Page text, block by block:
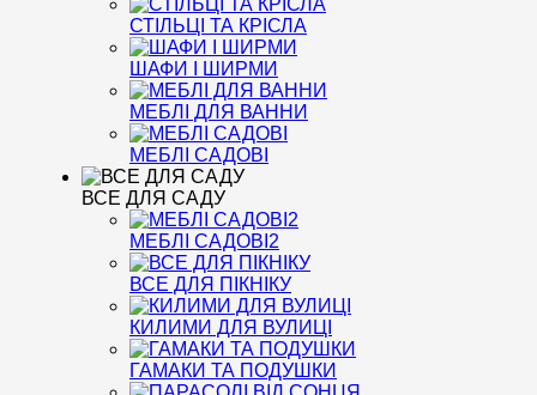
СТІЛЬЦІ ТА КРІСЛА
ШАФИ І ШИРМИ
МЕБЛІ ДЛЯ ВАННИ
МЕБЛІ САДОВІ
ВСЕ ДЛЯ САДУ
МЕБЛІ САДОВІ2
ВСЕ ДЛЯ ПІКНІКУ
КИЛИМИ ДЛЯ ВУЛИЦІ
ГАМАКИ ТА ПОДУШКИ